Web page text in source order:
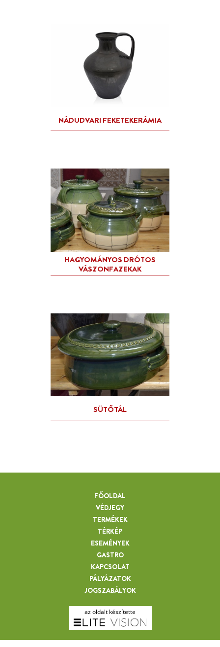
FŐOLDAL
VÉDJEGY
TERMÉKEK
TÉRKÉP
ESEMÉNYEK
GASTRO
KAPCSOLAT
PÁLYÁZATOK
JOGSZABÁLYOK
az oldalt készítette